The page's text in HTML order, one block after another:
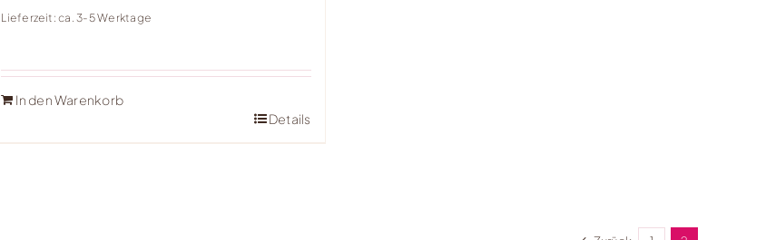
Lieferzeit: ca. 3-5 Werktage
In den Warenkorb
Details